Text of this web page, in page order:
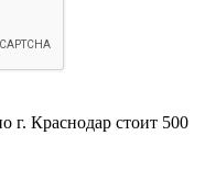
г. Краснодар стоит 500